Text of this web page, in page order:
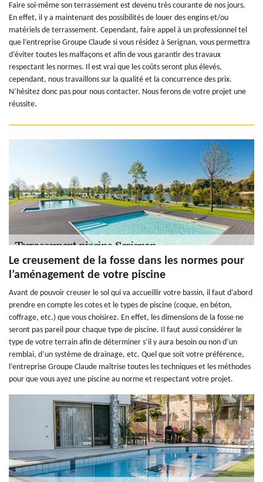
Faire soi-même son terrassement est devenu très courante de nos jours.
En effet, il y a maintenant des possibilités de louer des engins et/ou
matériels de terrassement. Cependant, faire appel à un professionnel tel
que l’entreprise Groupe Claude si vous résidez à Serignan, vous permettra
d’éviter toutes les malfaçons et afin de vous garantir des travaux
respectant les normes. Il est vrai que les coûts seront plus élevés,
cependant, nous travaillons sur la qualité et la concurrence des prix.
N’hésitez donc pas pour nous contacter. Nous ferons de votre projet une
réussite.
Le creusement de la fosse dans les normes pour
l’aménagement de votre piscine
Avant de pouvoir creuser le sol qui va accueillir votre bassin, il faut d’abord
prendre en compte les cotes et le types de piscine (coque, en béton,
coffrage, etc.) que vous choisirez. En effet, les dimensions de la fosse ne
seront pas pareil pour chaque type de piscine. Il faut aussi considérer le
type de votre terrain afin de déterminer s’il y aura besoin ou non d’un
remblai, d’un système de drainage, etc. Quel que soit votre préférence,
l’entreprise Groupe Claude maîtrise toutes les techniques et les méthodes
pour que vous ayez une piscine au norme et respectant votre projet.